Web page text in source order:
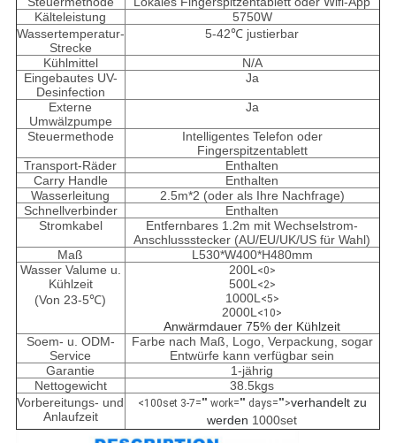
Kälteleistung
5750W
Wassertemperatur-
Strecke
5-42℃ justierbar
Kühlmittel
N/A
Eingebautes UV-
Desinfection
Ja
Externe
Umwälzpumpe
Ja
Steuermethode
Intelligentes Telefon oder
Fingerspitzentablett
Transport-Räder
Enthalten
Carry Handle
Enthalten
Wasserleitung
2.5m*2 (oder als Ihre Nachfrage)
Schnellverbinder
Enthalten
Stromkabel
Entfernbares 1.2m mit Wechselstrom-
Anschlussstecker (AU/EU/UK/US für Wahl)
Maß
L530*W400*H480mm
Wasser Valume u.
Kühlzeit
(Von 23-5℃)
200L<0>
500L<2>
1000L<5>
2000L<10>
Anwärmdauer 75% der Kühlzeit
Soem- u. ODM-
Service
Farbe nach Maß, Logo, Verpackung, sogar
Entwürfe kann verfügbar sein
Garantie
1-jährig
Nettogewicht
38.5kgs
Vorbereitungs- und
Anlaufzeit
<100set 3-7="" work="" days="">verhandelt zu
werden 1000set